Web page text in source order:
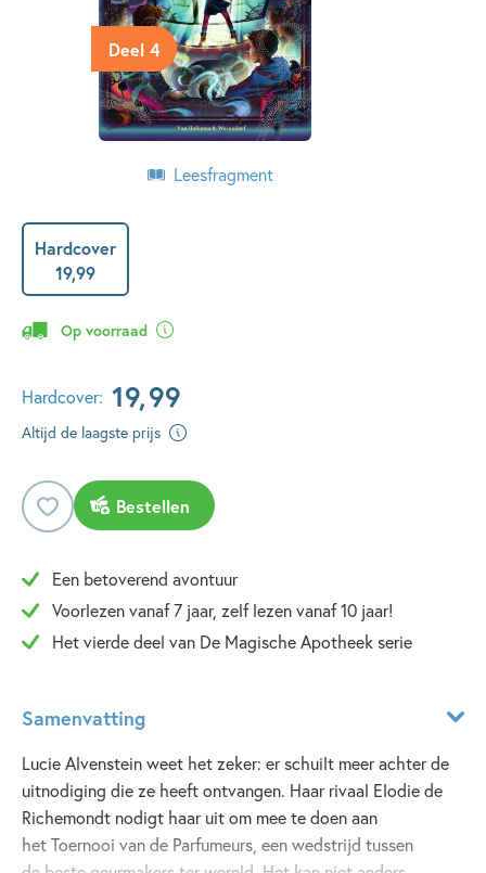
Deel 4
Leesfragment
Hardcover
19,99
Op voorraad
Hardcover: 19,99
Altijd de laagste prijs
Bestellen
Een betoverend avontuur
Voorlezen vanaf 7 jaar, zelf lezen vanaf 10 jaar!
Het vierde deel van De Magische Apotheek serie
Samenvatting
Lucie Alvenstein weet het zeker: er schuilt meer achter de
uitnodiging die ze heeft ontvangen. Haar rivaal Elodie de
Richemondt nodigt haar uit om mee te doen aan
het Toernooi van de Parfumeurs, een wedstrijd tussen